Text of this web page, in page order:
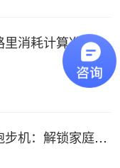
跑步机的卡路里消耗计算准确吗？
舒华多功能跑步机：解锁家庭健身新体验（体楷体育）